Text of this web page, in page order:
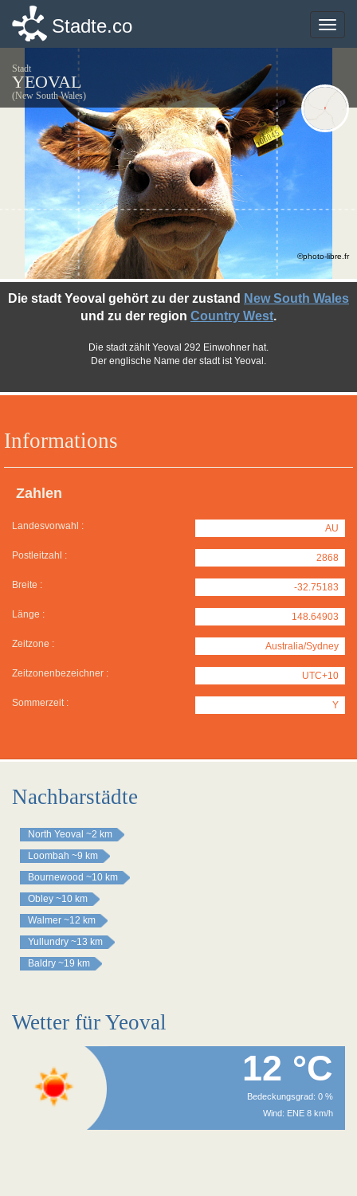
Toggle
Stadte.co
Stadt
YEOVAL
(New South Wales)
Informations
Zahlen
Landesvorwahl : AU
Postleitzahl : 2868
Breite : -32.75183
Länge : 148.64903
Zeitzone : Australia/Sydney
Zeitzonenbezeichner : UTC+10
Sommerzeit : Y
Die stadt Yeoval gehört zu der zustand New South Wales
und zu der region Country West.
Die stadt zählt Yeoval 292 Einwohner hat.
Der englische Name der stadt ist Yeoval.
©photo-libre.fr
Nachbarstädte
North Yeoval ~2 km
Loombah ~9 km
Bournewood ~10 km
Obley ~10 km
Walmer ~12 km
Yullundry ~13 km
Baldry ~19 km
Wetter für Yeoval
12 °C
Bedeckungsgrad: 0 %
Wind: ENE 8 km/h
Toggle
Stadte.co